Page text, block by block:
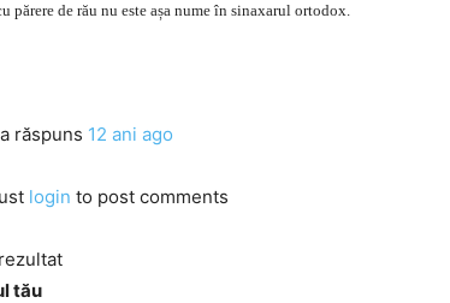
părere de rău nu este așa nume în sinaxarul ortodox.
a răspuns 12 ani ago
login to post comments
tău